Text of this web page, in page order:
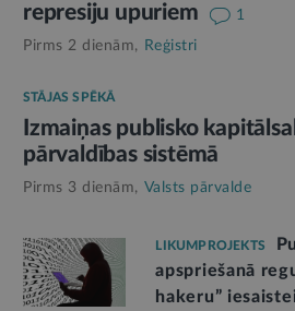
represiju upuriem
1
Pirms 2 dienām, Reģistri
STĀJAS SPĒKĀ
Izmaiņas publisko
pārvaldības sistēmā
Pirms 3 dienām, Valsts pārvalde
LIKUMPROJEKTS
apspriešanā
hakeru”